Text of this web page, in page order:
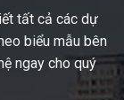
tất cả các dự
biểu mẫu bên
ngay cho quý